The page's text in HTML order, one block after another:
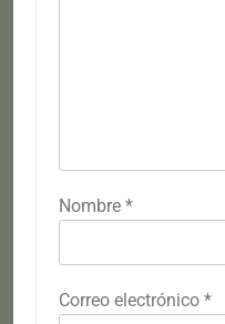
Nombre *
Correo electrónico *